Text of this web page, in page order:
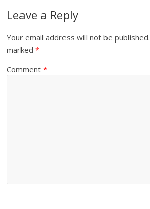
Leave a Reply
Your email address will not be published.
marked*
Comment*